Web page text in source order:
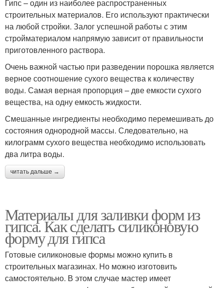
Гипс – один из наиболее распространенных
строительных материалов. Его используют практически
на любой стройки. Залог успешной работы с этим
стройматериалом напрямую зависит от правильности
приготовленного раствора.
Очень важной частью при разведении порошка является
верное соотношение сухого вещества к количеству
воды. Самая верная пропорция – две емкости сухого
вещества, на одну емкость жидкости.
Смешанные ингредиенты необходимо перемешивать до
состояния однородной массы. Следовательно, на
килограмм сухого вещества необходимо использовать
два литра воды.
читать дальше →
Материалы для заливки форм из
гипса. Как сделать силиконовую
форму для гипса
Готовые силиконовые формы можно купить в
строительных магазинах. Но можно изготовить
самостоятельно. В этом случае мастер имеет